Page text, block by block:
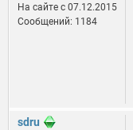
На сайте c 07.12.2015
Сообщений: 1184
sdru